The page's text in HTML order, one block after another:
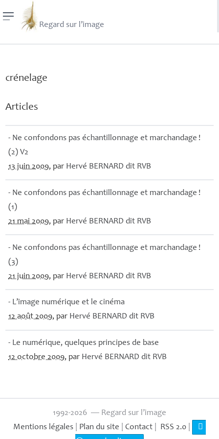
Regard sur l’image
crénelage
Articles
- Ne confondons pas échantillonnage et marchandage !
(2) V2
13 juin 2009, par Hervé BERNARD dit RVB
- Ne confondons pas échantillonnage et marchandage !
(1)
21 mai 2009, par Hervé BERNARD dit RVB
- Ne confondons pas échantillonnage et marchandage !
(3)
21 juin 2009, par Hervé BERNARD dit RVB
- L’image numérique et le cinéma
12 août 2009, par Hervé BERNARD dit RVB
- Le numérique, quelques principes de base
12 octobre 2009, par Hervé BERNARD dit RVB
1992-2026 — Regard sur l’image
Mentions légales| Plan du site Contact RSS 2.0|